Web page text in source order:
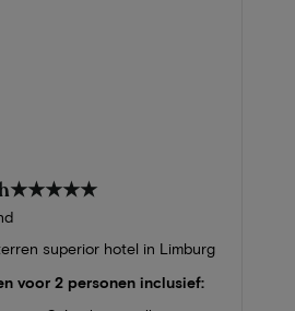
★★★★★
superior hotel in Limburg
voor 2 personen inclusief: